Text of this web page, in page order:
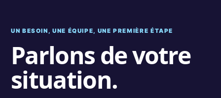
UN BESOIN, UNE ÉQUIPE, UNE PREMIÈRE ÉTAPE
Parlons de votre
situation.